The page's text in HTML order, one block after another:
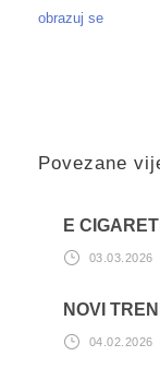
obrazuj se
Povezane
E
03.03.2026
NOVI
04.02.2026